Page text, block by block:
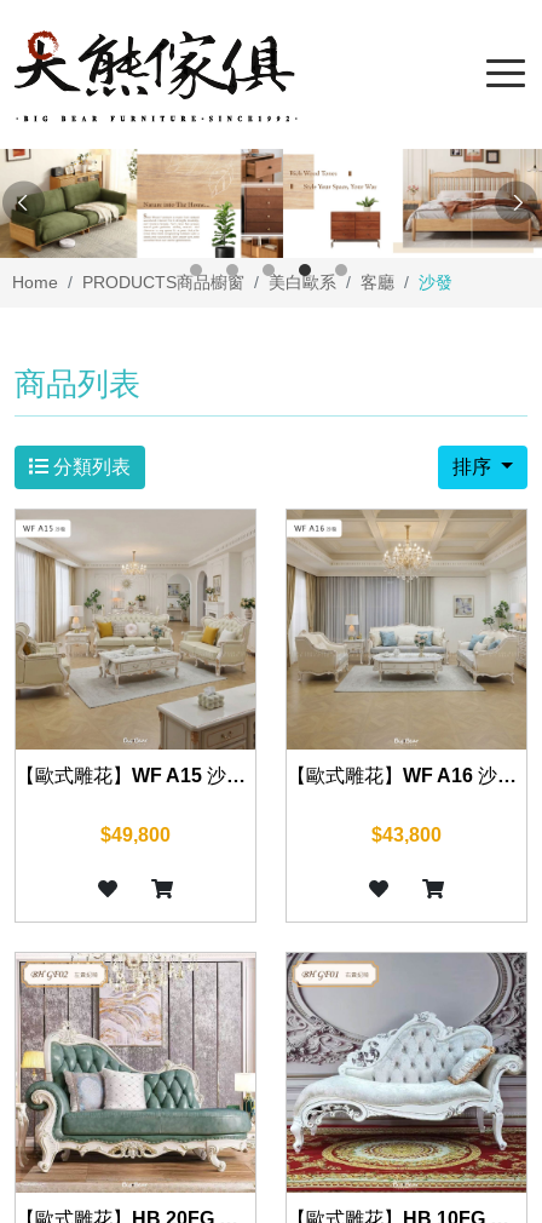
Home PRODUCTS商品櫥窗 美白歐系 客廳 沙發
商品列表
分類列表 排序
【歐式雕花】WF A15 沙發 單人/雙人/三人
$49,800
【歐式雕花】WF A16 沙發 單人/雙人/三人
$43,800
【歐式雕花】HB 20FG 左貴妃椅(珍珠白) 【歐式雕花】HB 10FG 右貴妃椅(珍珠白)